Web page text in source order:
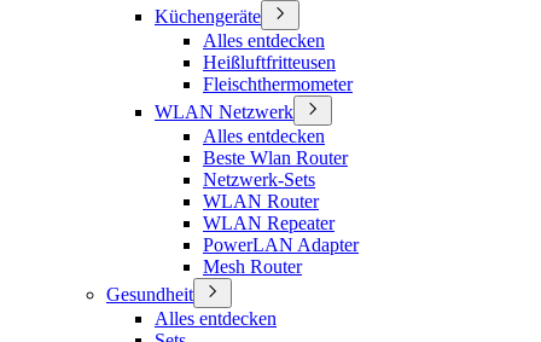
Küchengeräte
Alles entdecken
Heißluftfritteusen
Fleischthermometer
WLAN Netzwerk
Alles entdecken
Beste Wlan Router
Netzwerk-Sets
WLAN Router
WLAN Repeater
PowerLAN Adapter
Mesh Router
Gesundheit
Alles entdecken